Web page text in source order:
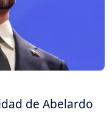
de Abelardo